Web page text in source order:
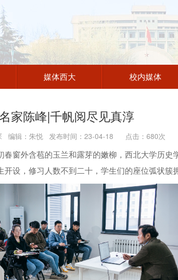
媒体西大 校内媒体
家陈峰|千帆阅尽见真淳
编辑：朱悦 发布时间：23-04-18 点击： 680次
窗外含苞的玉兰和露芽的嫩柳，西北大学历史
设，修习人数不到二十，学生们的座位弧状簇